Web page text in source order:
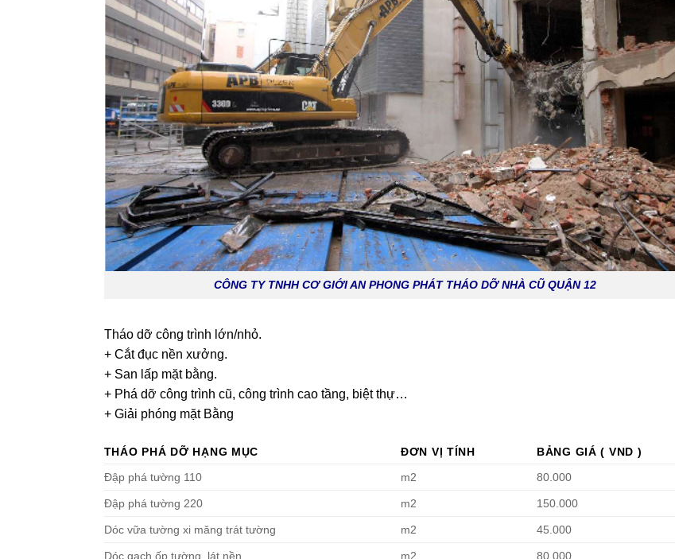
CÔNG TY TNHH CƠ GIỚI AN PHONG PHÁT THÁO DỠ NHÀ CŨ QUẬN 12
Tháo dỡ công trình lớn/nhỏ.
+ Cắt đục nền xưởng.
+ San lấp mặt bằng.
+ Phá dỡ công trình cũ, công trình cao tầng, biệt thự…
+ Giải phóng mặt Bằng
THÁO PHÁ DỠ HẠNG MỤC ĐƠN VỊ TÍNH
BẢNG GIÁ ( VND )
Đập phá tường 110
m2 80.000
Đập phá tường 220 m2 150.000